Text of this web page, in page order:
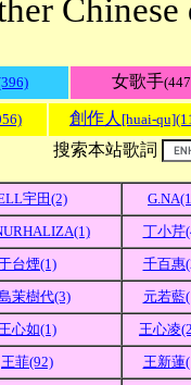
Chinese
女歌手
創作人 [huai-
搜索本站歌詞
宇田(2)
丁小芹
台煙(1)
千百惠
茉樹代(3)
元若藍
心如(1)
王心凌
王菲(92)
王新蓮